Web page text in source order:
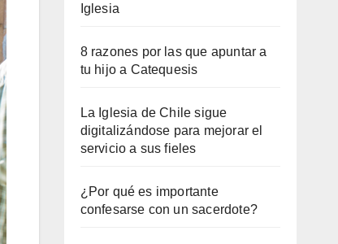
Iglesia
8 razones por las que apuntar a
tu hijo a Catequesis
La Iglesia de Chile sigue
digitalizándose para mejorar el
servicio a sus fieles
¿Por qué es importante
confesarse con un sacerdote?